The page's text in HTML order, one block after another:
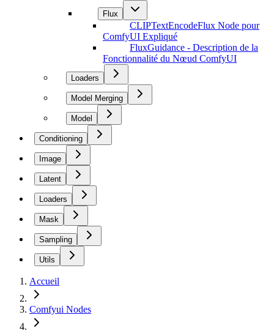
Flux
CLIPTextEncodeFlux Node pour
ComfyUI Expliqué
FluxGuidance - Description de la
Fonctionnalité du Nœud ComfyUI
Loaders
Model Merging
Model
Conditioning
Image
Latent
Loaders
Mask
Sampling
Utils
Accueil
Comfyui Nodes